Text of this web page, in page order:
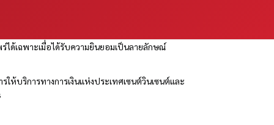
ได้เฉพาะเมื่อได้รับความยินยอมเป็นลายลักษณ์
ห้บริการทางการเงินแห่งประเทศเซนต์วินเซนต์และ